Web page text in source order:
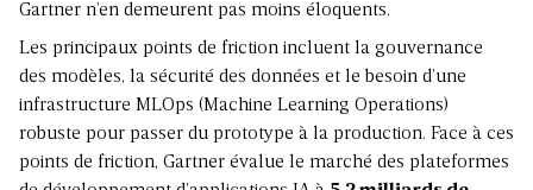
Gartner n’en demeurent pas moins éloquents.
Les principaux points de friction incluent la gouvernance
des modèles, la sécurité des données et le besoin d’une
infrastructure MLOps (Machine Learning Operations)
robuste pour passer du prototype à la production. Face à ces
points de friction, Gartner évalue le marché des plateformes